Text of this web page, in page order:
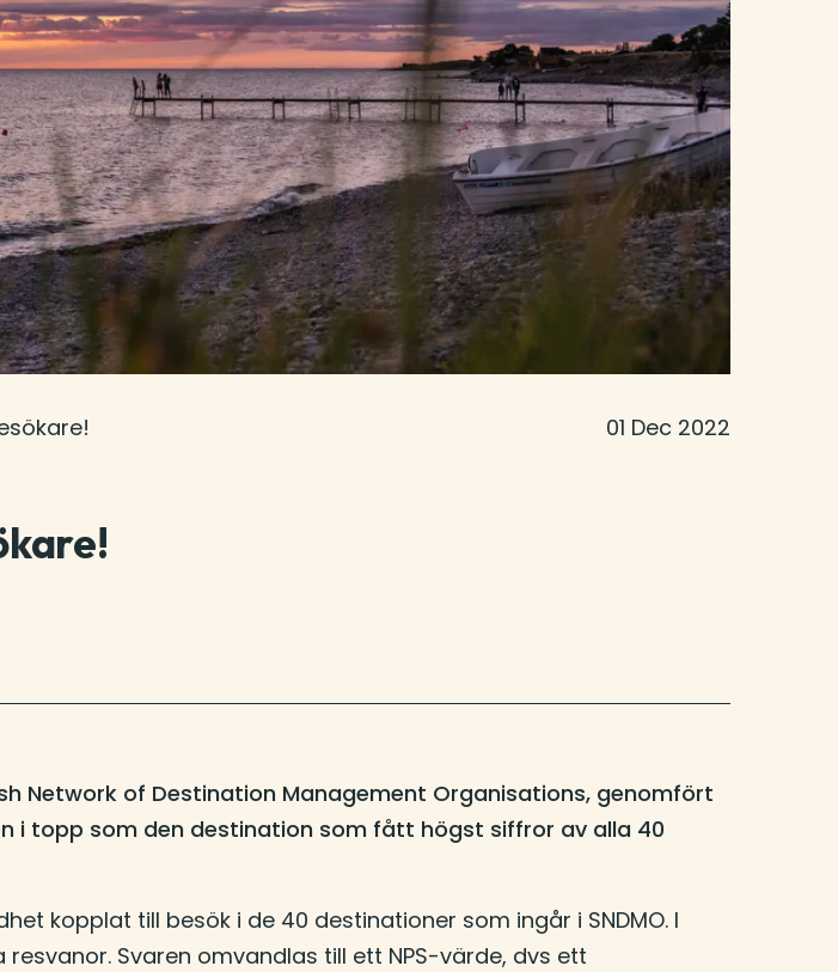
01 Dec 2022
Network of Destination Management Organisations, genomfört
i topp som den destination som fått högst siffror av alla 40
kopplat till besök i de 40 destinationer som ingår i SNDMO. I
Svaren omvandlas till ett NPS-värde, dvs ett